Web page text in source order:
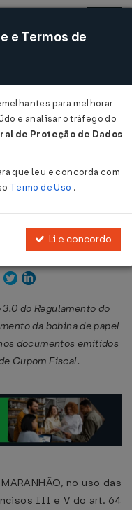
Acessar
12/05/2008
13 mai 2008
do Regulamento do
da bobina de papel
documentos emitidos
Cupom Fiscal.
no uso das
III e V do art. 64
e Termos de
para melhorar
e analisar o tráfego do
de Proteção de Dados
que leu e concorda com
Termo de Uso .
Li e concordo